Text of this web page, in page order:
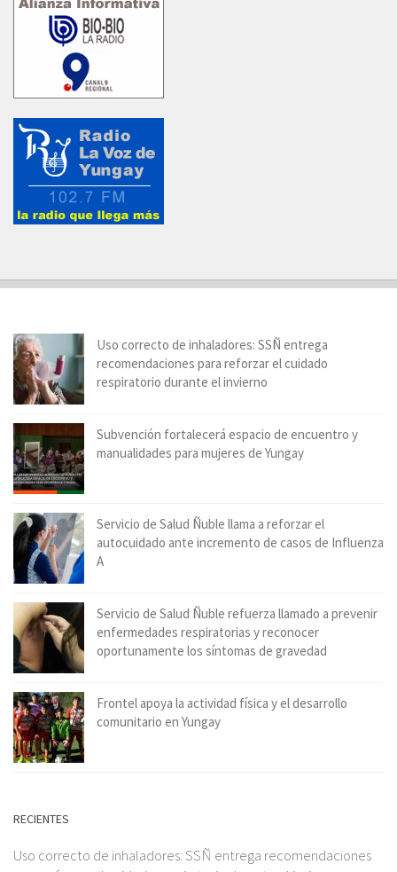
Uso correcto de inhaladores: SSÑ entrega
recomendaciones para reforzar el cuidado
respiratorio durante el invierno
Subvención fortalecerá espacio de encuentro y
manualidades para mujeres de Yungay
Servicio de Salud Ñuble llama a reforzar el
autocuidado ante incremento de casos de Influenza
A
Servicio de Salud Ñuble refuerza llamado a prevenir
enfermedades respiratorias y reconocer
oportunamente los síntomas de gravedad
Frontel apoya la actividad física y el desarrollo
comunitario en Yungay
RECIENTES
Uso correcto de inhaladores: SSÑ entrega recomendaciones